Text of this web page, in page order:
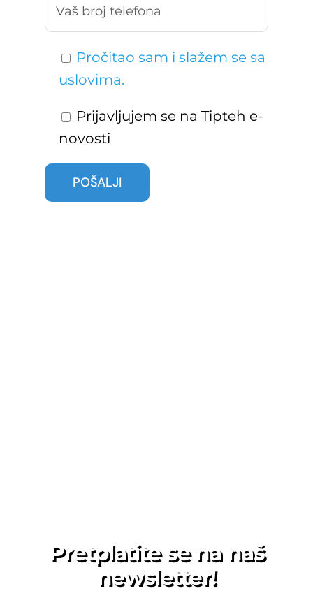
Pročitao sam i slažem se sa
uslovima.
Prijavljujem se na Tipteh e-
novosti
Pretplatite se na naš
newsletter!